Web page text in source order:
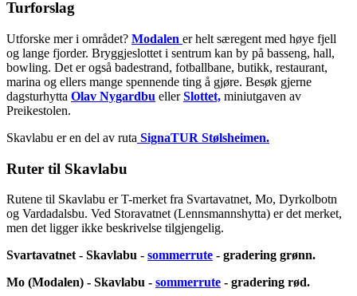
Turforslag
Utforske mer i området? Modalen er helt særegent med høye fjell
og lange fjorder. Bryggjeslottet i sentrum kan by på basseng, hall,
bowling. Det er også badestrand, fotballbane, butikk, restaurant,
marina og ellers mange spennende ting å gjøre. Besøk gjerne
dagsturhytta Olav Nygardbu ellerSlottet, miniutgaven av
Preikestolen.
Skavlabu er en del av ruta SignaTUR Stølsheimen.
Ruter til Skavlabu
Rutene til Skavlabu er T-merket fra Svartavatnet, Mo, Dyrkolbotn
og Vardadalsbu. Ved Storavatnet (Lennsmannshytta) er det merket,
men det ligger ikke beskrivelse tilgjengelig.
Svartavatnet - Skavlabu - sommerrute - gradering grønn.
Mo (Modalen) - Skavlabu - sommerrute - gradering rød.